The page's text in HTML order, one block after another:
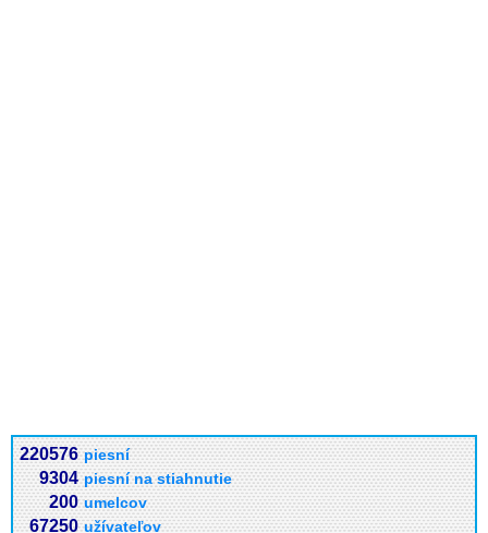
220576 piesní
9304 piesní na stiahnutie
200 umelcov
67250 užívateľov